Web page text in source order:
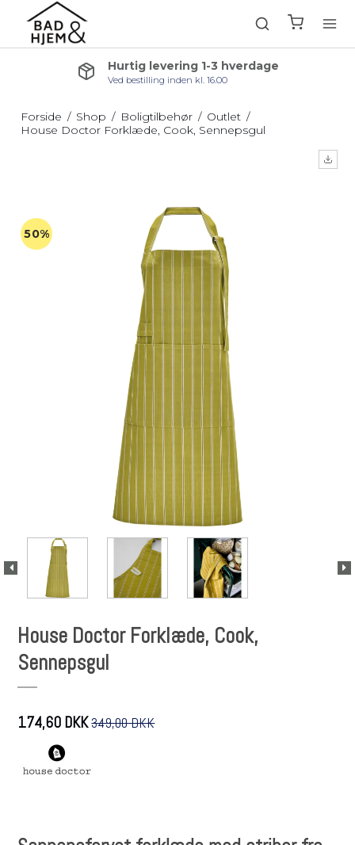
Kundeservice & support
Ring på 76 25 00 88 og få hjælp
Forside / Shop / Boligtilbehør / Outlet /
House Doctor Forklæde, Cook, Sennepsgul
50%
House Doctor Forklæde, Cook,
Sennepsgul
174,60 DKK349,00 DKK